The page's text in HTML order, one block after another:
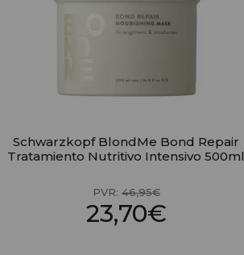
Schwarzkopf BlondMe Bond Repair
Tratamiento Nutritivo Intensivo 500ml
PVR: 46,95€
23,70€